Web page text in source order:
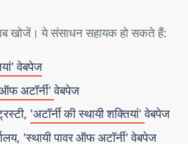
खोजें। ये संसाधन सहायक हो सकते हैं:
वेबपेज
अटॉर्नी'वेबपेज
'अटॉर्नी की स्थायी शक्तियां'वेबपेज
'स्थायी पावर ऑफ अटॉर्नी'वेबपेज